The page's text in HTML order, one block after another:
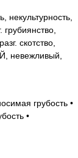
грубиянство,
скотство,
невежливый,
грубость •
•